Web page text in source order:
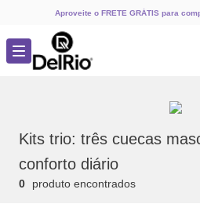
Aproveite o FRETE GRÁTIS para
Kits trio: três cuecas
conforto diário
0 produto